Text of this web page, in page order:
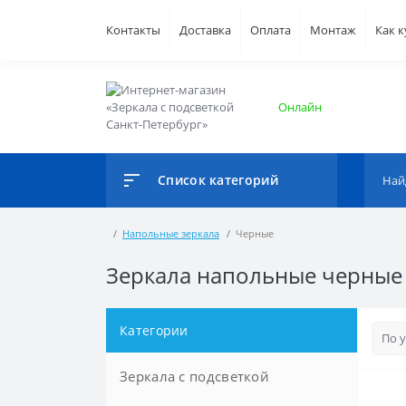
Контакты Доставка Оплата Монтаж Как
Онлайн
Список категорий
Напольные зеркала Черные
Зеркала напольные черные
Категории
Зеркала с подсветкой